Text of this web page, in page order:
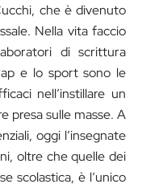
che è divenuto
Nella vita faccio
di scrittura
e lo sport sono le
nell’instillare un
presa sulle masse. A
oggi l’insegnate
oltre che quelle dei
scolastica, è l’unico